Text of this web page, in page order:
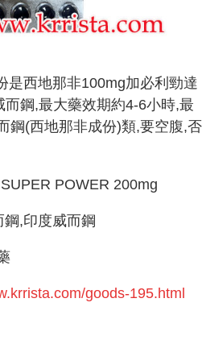
是西地那非100mg加必利勁達
鋼,最大藥效期約4-6小時,最
鋼(西地那非成份)類,要空腹,否
POWER 200mg
,印度威而鋼
goods-195.html